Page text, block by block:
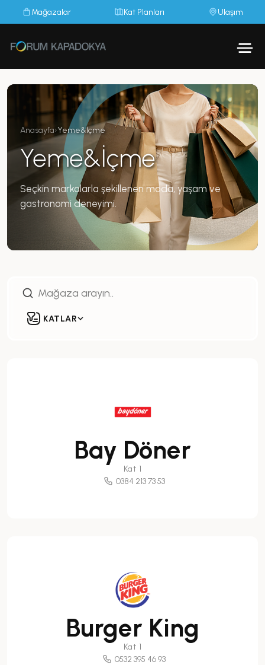
Mağazalar Kat Planları Ulaşım
Anasayfa›Yeme&İçme
Yeme&İçme
Seçkin markalarla şekillenen moda, yaşam ve
gastronomi deneyimi.
KATLAR
Bay Döner
Kat 1
0384 213 73 53
Burger King
Kat 1
0532 395 46 93